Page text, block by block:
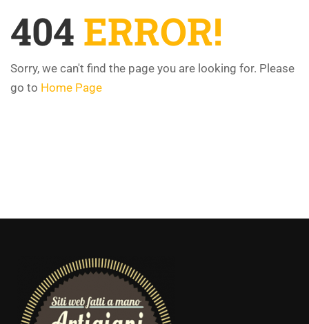
404 ERROR!
Sorry, we can't find the page you are looking for. Please
go to Home Page